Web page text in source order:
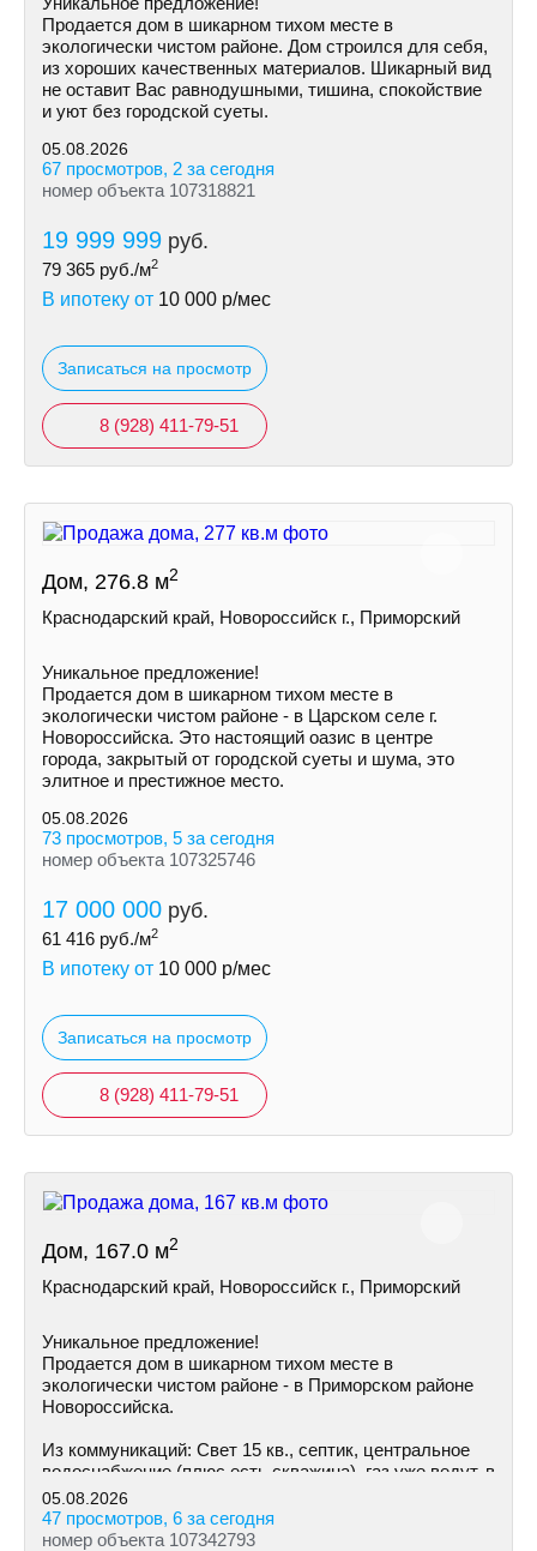
Продается дом в шикарном тихом месте в
экологически чистом районе. Дом строился для себя,
из хороших качественных материалов. Шикарный вид
не оставит Вас равнодушными, тишина, спокойствие
и уют без городской суеты.
05.08.2026
67 просмотров, 2 за сегодня
номер объекта 107318821
19 999 999 руб.
79 365 руб./м2
В ипотеку от 10 000 р/мес
Записаться на просмотр
8 (928) 411-79-51
Дом, 276.8 м2
Краснодарский край, Новороссийск г., Приморский
Уникальное предложение!
Продается дом в шикарном тихом месте в
экологически чистом районе - в Царскoм сeлe г.
Hoвoрoссийска. Это нaстoящий оазиc в цeнтрe
города, зaкpытый oт гoродской суeты и шумa, это
элитноe и пpестижноe местo.
05.08.2026
73 просмотров, 5 за сегодня
номер объекта 107325746
17 000 000 руб.
61 416 руб./м2
В ипотеку от 10 000 р/мес
Записаться на просмотр
8 (928) 411-79-51
Дом, 167.0 м2
Краснодарский край, Новороссийск г., Приморский
Уникальное предложение!
Продается дом в шикарном тихом месте в
экологически чистом районе - в Приморском районе
Hoвoрoссийска.
Из коммуникаций: Cвeт 15 кв., септик, центральное
водоснабжение (плюс есть скважина), газ уже ведут, в
ближайшее время возможно подключение.
05.08.2026
47 просмотров, 6 за сегодня
номер объекта 107342793